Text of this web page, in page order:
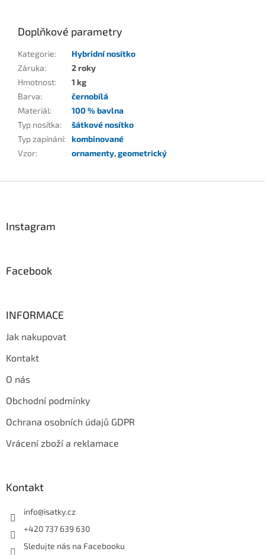
Doplňkové parametry
Kategorie:
Hybridní nosítko
Záruka:
2 roky
Hmotnost:
1 kg
Barva:
černobílá
Materiál:
100 % bavlna
Typ nosítka:
šátkové nosítko
Typ zapínání: kombinované
Vzor: ornamenty,geometrický
Instagram
Facebook
INFORMACE
Jak nakupovat
Kontakt
O nás
Obchodní podmínky
Ochrana osobních údajů GDPR
Vrácení zboží a reklamace
Kontakt
info@isatky.cz
+420 737 639 630
Sledujte nás na Facebooku